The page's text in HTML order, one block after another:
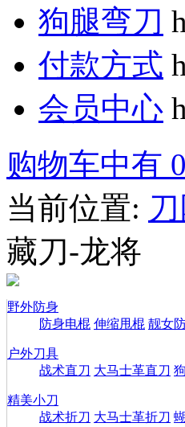
狗腿弯刀
付款方式
会员中心
购物车中有
当前位置: 刀
藏刀-龙将
野外防身
防身电棍 伸缩甩棍 靓女
户外刀具
战术直刀 大马士革直刀
精美小刀
战术折刀 大马士革折刀